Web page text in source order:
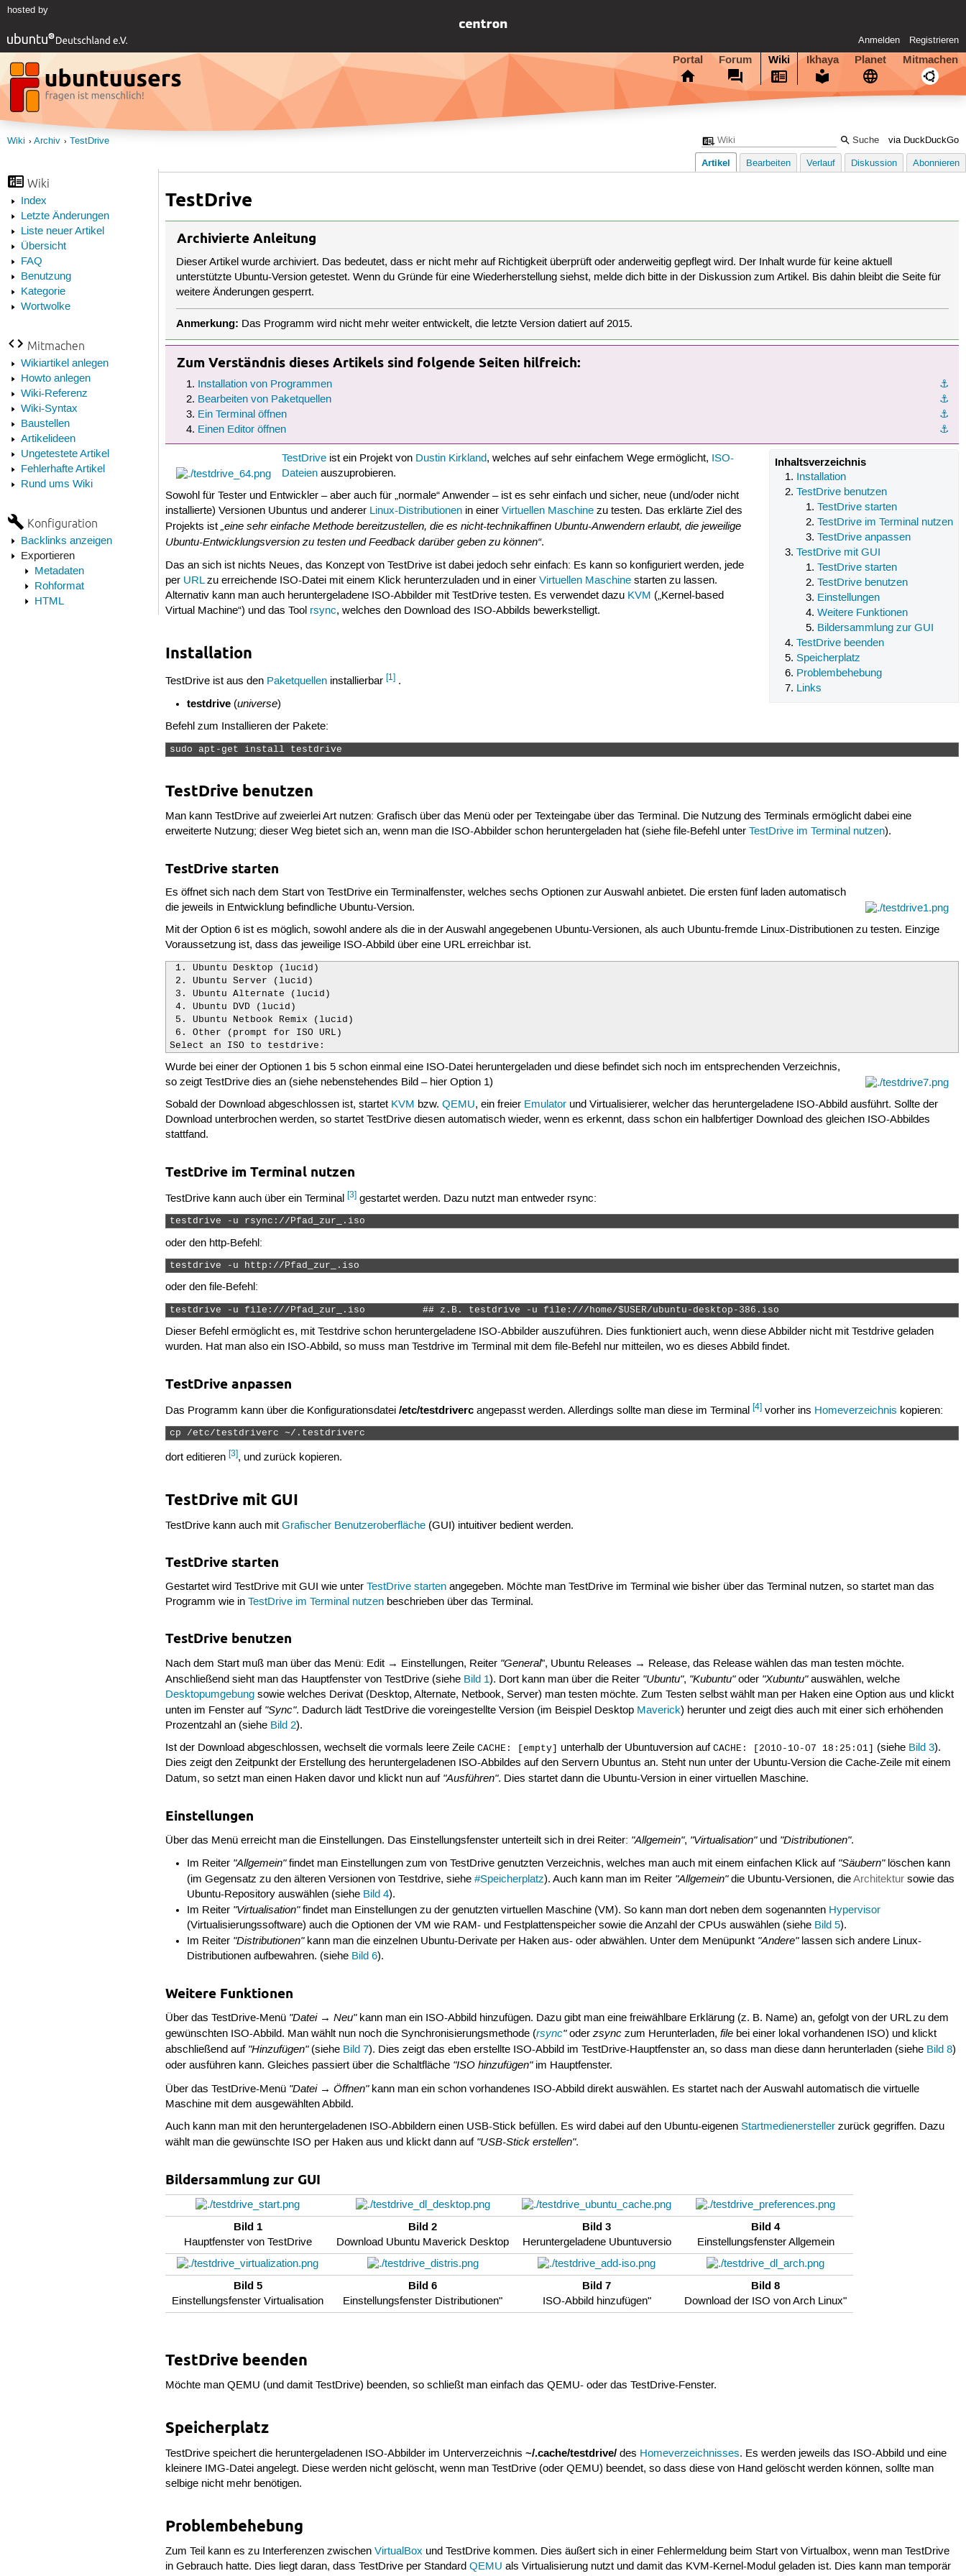
hosted by
Anmelden Registrieren
Portal Forum Wiki Ikhaya Planet Mitmachen
via DuckDuckGo
Wiki Archiv TestDrive
Wiki
Index
Letzte Änderungen
Liste neuer Artikel
Übersicht
FAQ
Benutzung
Kategorie
Wortwolke
Mitmachen
Wikiartikel anlegen
Howto anlegen
Wiki-Referenz
Wiki-Syntax
Baustellen
Artikelideen
Ungetestete Artikel
Fehlerhafte Artikel
Rund ums Wiki
Konfiguration
Backlinks anzeigen
Exportieren
Metadaten
Rohformat
HTML
Artikel Bearbeiten Verlauf Diskussion Abonnieren
TestDrive
Archivierte Anleitung
Dieser Artikel wurde archiviert. Das bedeutet, dass er nicht mehr auf Richtigkeit überprüft oder anderweitig gepflegt wird. Der Inhalt wurde für keine aktuell
unterstützte Ubuntu-Version getestet. Wenn du Gründe für eine Wiederherstellung siehst, melde dich bitte in der Diskussion zum Artikel. Bis dahin bleibt die Seite für
weitere Änderungen gesperrt.
Anmerkung: Das Programm wird nicht mehr weiter entwickelt, die letzte Version datiert auf 2015.
Zum Verständnis dieses Artikels sind folgende Seiten hilfreich:
⚓︎
Installation von Programmen
⚓︎
Bearbeiten von Paketquellen
⚓︎
Ein Terminal öffnen
⚓︎
Einen Editor öffnen
Inhaltsverzeichnis
Installation
TestDrive benutzen
TestDrive starten
TestDrive im Terminal nutzen
TestDrive anpassen
TestDrive mit GUI
TestDrive starten
TestDrive benutzen
Einstellungen
Weitere Funktionen
Bildersammlung zur GUI
TestDrive beenden
Speicherplatz
Problembehebung
Links
TestDriveist ein Projekt von Dustin Kirkland, welches auf sehr einfachem Wege ermöglicht, ISO-
Dateienauszuprobieren.
Sowohl für Tester und Entwickler – aber auch für „normale“ Anwender – ist es sehr einfach und sicher, neue (und/oder nicht
installierte) Versionen Ubuntus und anderer Linux-Distributionen in einerVirtuellen Maschine zu testen. Das erklärte Ziel des
Projekts ist„eine sehr einfache Methode bereitzustellen, die es nicht-technikaffinen Ubuntu-Anwendern erlaubt, die jeweilige
Ubuntu-Entwicklungsversion zu testen und Feedback darüber geben zu können“.
Das an sich ist nichts Neues, das Konzept von TestDrive ist dabei jedoch sehr einfach: Es kann so konfiguriert werden, jede
per URLzu erreichende ISO-Datei mit einem Klick herunterzuladen und in einerVirtuellen Maschine starten zu lassen.
Alternativ kann man auch heruntergeladene ISO-Abbilder mit TestDrive testen. Es verwendet dazu KVM („Kernel-based
Virtual Machine“) und das Tool rsync, welches den Download des ISO-Abbilds bewerkstelligt.
Installation
TestDrive ist aus den Paketquellen installierbar[1] .
testdrive(universe)
Befehl zum Installieren der Pakete:
sudo apt-get install testdrive
TestDrive benutzen
Man kann TestDrive auf zweierlei Art nutzen: Grafisch über das Menü oder per Texteingabe über das Terminal. Die Nutzung des Terminals ermöglicht dabei eine
erweiterte Nutzung; dieser Weg bietet sich an, wenn man die ISO-Abbilder schon heruntergeladen hat (siehe file-Befehl unterTestDrive im Terminal nutzen).
TestDrive starten
Es öffnet sich nach dem Start von TestDrive ein Terminalfenster, welches sechs Optionen zur Auswahl anbietet. Die ersten fünf laden automatisch
die jeweils in Entwicklung befindliche Ubuntu-Version.
Mit der Option 6 ist es möglich, sowohl andere als die in der Auswahl angegebenen Ubuntu-Versionen, als auch Ubuntu-fremde Linux-Distributionen zu testen. Einzige
Voraussetzung ist, dass das jeweilige ISO-Abbild über eine URL erreichbar ist.
1. Ubuntu Desktop (lucid)
2. Ubuntu Server (lucid)
3. Ubuntu Alternate (lucid)
4. Ubuntu DVD (lucid)
5. Ubuntu Netbook Remix (lucid)
6. Other (prompt for ISO URL)
Select an ISO to testdrive:
Wurde bei einer der Optionen 1 bis 5 schon einmal eine ISO-Datei heruntergeladen und diese befindet sich noch im entsprechenden Verzeichnis,
so zeigt TestDrive dies an (siehe nebenstehendes Bild – hier Option 1)
Sobald der Download abgeschlossen ist, startet KVM bzw.QEMU, ein freier Emulator und Virtualisierer, welcher das heruntergeladene ISO-Abbild ausführt. Sollte der
Download unterbrochen werden, so startet TestDrive diesen automatisch wieder, wenn es erkennt, dass schon ein halbfertiger Download des gleichen ISO-Abbildes
stattfand.
TestDrive im Terminal nutzen
TestDrive kann auch über ein Terminal[3] gestartet werden. Dazu nutzt man entweder rsync:
testdrive -u rsync://Pfad_zur_.iso
oder den http-Befehl:
testdrive -u http://Pfad_zur_.iso
oder den file-Befehl:
testdrive -u file:///Pfad_zur_.iso          ## z.B. testdrive -u file:///home/$USER/ubuntu-desktop-386.iso
Dieser Befehl ermöglicht es, mit Testdrive schon heruntergeladene ISO-Abbilder auszuführen. Dies funktioniert auch, wenn diese Abbilder nicht mit Testdrive geladen
wurden. Hat man also ein ISO-Abbild, so muss man Testdrive im Terminal mit dem file-Befehl nur mitteilen, wo es dieses Abbild findet.
TestDrive anpassen
Das Programm kann über die Konfigurationsdatei/etc/testdriverc angepasst werden. Allerdings sollte man diese im Terminal[4] vorher ins Homeverzeichnis kopieren:
cp /etc/testdriverc ~/.testdriverc
dort editieren[3], und zurück kopieren.
TestDrive mit GUI
TestDrive kann auch mitGrafischer Benutzeroberfläche (GUI) intuitiver bedient werden.
TestDrive starten
Gestartet wird TestDrive mit GUI wie unterTestDrive starten angegeben. Möchte man TestDrive im Terminal wie bisher über das Terminal nutzen, so startet man das
Programm wie inTestDrive im Terminal nutzen beschrieben über das Terminal.
TestDrive benutzen
Nach dem Start muß man über das Menü: Edit → Einstellungen, Reiter "General", Ubuntu Releases → Release, das Release wählen das man testen möchte.
Anschließend sieht man das Hauptfenster von TestDrive (siehe Bild 1). Dort kann man über die Reiter "Ubuntu", "Kubuntu"oder "Xubuntu"auswählen, welche
Desktopumgebung sowie welches Derivat (Desktop, Alternate, Netbook, Server) man testen möchte. Zum Testen selbst wählt man per Haken eine Option aus und klickt
unten im Fenster auf "Sync". Dadurch lädt TestDrive die voreingestellte Version (im Beispiel Desktop Maverick) herunter und zeigt dies auch mit einer sich erhöhenden
Prozentzahl an (siehe Bild 2).
Ist der Download abgeschlossen, wechselt die vormals leere ZeileCACHE: [empty] unterhalb der Ubuntuversion aufCACHE: [2010-10-07 18:25:01] (siehe Bild 3).
Dies zeigt den Zeitpunkt der Erstellung des heruntergeladenen ISO-Abbildes auf den Servern Ubuntus an. Steht nun unter der Ubuntu-Version die Cache-Zeile mit einem
Datum, so setzt man einen Haken davor und klickt nun auf "Ausführen". Dies startet dann die Ubuntu-Version in einer virtuellen Maschine.
Einstellungen
Über das Menü erreicht man die Einstellungen. Das Einstellungsfenster unterteilt sich in drei Reiter: "Allgemein", "Virtualisation"und "Distributionen".
Im Reiter "Allgemein"findet man Einstellungen zum von TestDrive genutzten Verzeichnis, welches man auch mit einem einfachen Klick auf "Säubern"löschen kann
(im Gegensatz zu den älteren Versionen von Testdrive, siehe #Speicherplatz). Auch kann man im Reiter "Allgemein"die Ubuntu-Versionen, dieArchitektursowie das
Ubuntu-Repository auswählen (siehe Bild 4).
Im Reiter "Virtualisation"findet man Einstellungen zu der genutzten virtuellen Maschine (VM). So kann man dort neben dem sogenannten Hypervisor
(Virtualisierungssoftware) auch die Optionen der VM wie RAM- und Festplattenspeicher sowie die Anzahl der CPUs auswählen (siehe Bild 5).
Im Reiter "Distributionen"kann man die einzelnen Ubuntu-Derivate per Haken aus- oder abwählen. Unter dem Menüpunkt "Andere"lassen sich andere Linux-
Distributionen aufbewahren. (siehe Bild 6).
Weitere Funktionen
Über das TestDrive-Menü "Datei → Neu"kann man ein ISO-Abbild hinzufügen. Dazu gibt man eine freiwählbare Erklärung (z. B. Name) an, gefolgt von der URL zu dem
gewünschten ISO-Abbild. Man wählt nun noch die Synchronisierungsmethode (rsync"oderzsync zum Herunterladen,file bei einer lokal vorhandenen ISO) und klickt
abschließend auf "Hinzufügen"(siehe Bild 7). Dies zeigt das eben erstellte ISO-Abbild im TestDrive-Hauptfenster an, so dass man diese dann herunterladen (siehe Bild 8)
oder ausführen kann. Gleiches passiert über die Schaltfläche "ISO hinzufügen"im Hauptfenster.
Über das TestDrive-Menü "Datei → Öffnen"kann man ein schon vorhandenes ISO-Abbild direkt auswählen. Es startet nach der Auswahl automatisch die virtuelle
Maschine mit dem ausgewählten Abbild.
Auch kann man mit den heruntergeladenen ISO-Abbildern einen USB-Stick befüllen. Es wird dabei auf den Ubuntu-eigenenStartmedienersteller zurück gegriffen. Dazu
wählt man die gewünschte ISO per Haken aus und klickt dann auf "USB-Stick erstellen".
Bildersammlung zur GUI
Bild 1
Hauptfenster von TestDrive
Bild 2
Download Ubuntu Maverick Desktop
Bild 3
Heruntergeladene Ubuntuversio
Bild 4
Einstellungsfenster Allgemein
Bild 5
Einstellungsfenster Virtualisation
Bild 6
Einstellungsfenster Distributionen"
Bild 7
ISO-Abbild hinzufügen"
Bild 8
Download der ISO von Arch Linux"
TestDrive beenden
Möchte man QEMU (und damit TestDrive) beenden, so schließt man einfach das QEMU- oder das TestDrive-Fenster.
Speicherplatz
TestDrive speichert die heruntergeladenen ISO-Abbilder im Unterverzeichnis~/.cache/testdrive/ des Homeverzeichnisses. Es werden jeweils das ISO-Abbild und eine
kleinere IMG-Datei angelegt. Diese werden nicht gelöscht, wenn man TestDrive (oder QEMU) beendet, so dass diese von Hand gelöscht werden können, sollte man
selbige nicht mehr benötigen.
Problembehebung
Zum Teil kann es zu Interferenzen zwischenVirtualBox und TestDrive kommen. Dies äußert sich in einer Fehlermeldung beim Start von Virtualbox, wenn man TestDrive
in Gebrauch hatte. Dies liegt daran, dass TestDrive per StandardQEMU als Virtualisierung nutzt und damit das KVM-Kernel-Modul geladen ist. Dies kann man temporär